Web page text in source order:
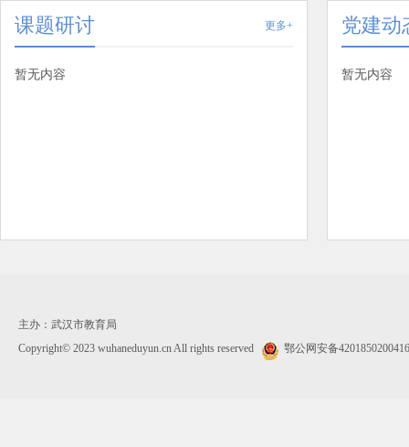
课题研讨 更多+
暂无内容
党建动
暂无内容
主办：武汉市教育局
Copyright© 2023 wuhaneduyun.cn All rights reserved
鄂公网安备